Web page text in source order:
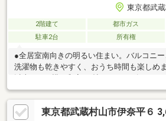
東京都武
2階建て 都市ガス
駐車2台
所有権
●全居室南向きの明るい住まい。バルコニー
洗濯物も乾きやすく、おうち時間も楽しめ
ど多目的に活用できます。●ホール収納が4
WICもあり収納充実しています。●駐車2台
夫婦での所有や来客時にも便利。前面道路
東京都武蔵村山市伊奈平６